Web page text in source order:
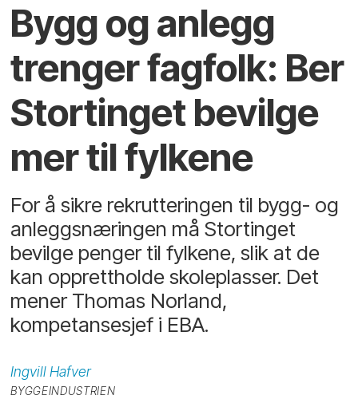
Bygg og anlegg
trenger fagfolk: Ber
Stortinget bevilge
mer til fylkene
For å sikre rekrutteringen til bygg- og
anleggsnæringen må Stortinget
bevilge penger til fylkene, slik at de
kan opprettholde skoleplasser. Det
mener Thomas Norland,
kompetansesjef i EBA.
Ingvill Hafver
BYGGEINDUSTRIEN